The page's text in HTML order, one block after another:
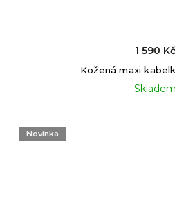
Kožená maxi
Skladem
1 590 Kč
Novinka